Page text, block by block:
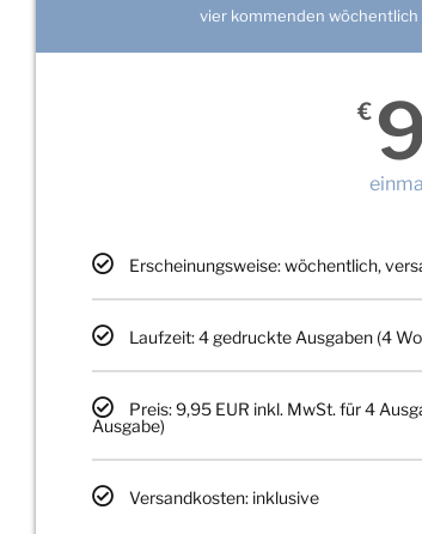
vier kommenden
€
Erscheinungsweise: wöchentlich,
Laufzeit: 4 gedruckte Ausgaben (4
Preis: 9,95 EUR inkl. MwSt. für 4
Ausgabe)
Versandkosten: inklusive